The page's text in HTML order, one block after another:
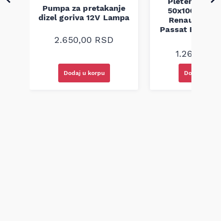
Pumpa za pretakanje
dizel goriva 12V Lampa
2.650,00 RSD
Dodaj u korpu
50x100 Audi
Renault
Passat B5
1.260,00
Dodaj u